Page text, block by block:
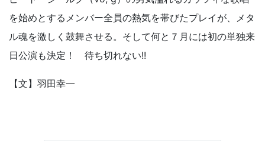
を始めとするメンバー全員の熱気を帯びたプレイが、メタ
ル魂を激しく鼓舞させる。そして何と７月には初の単独来
日公演も決定！ 待ち切れない!!
【文】羽田幸一